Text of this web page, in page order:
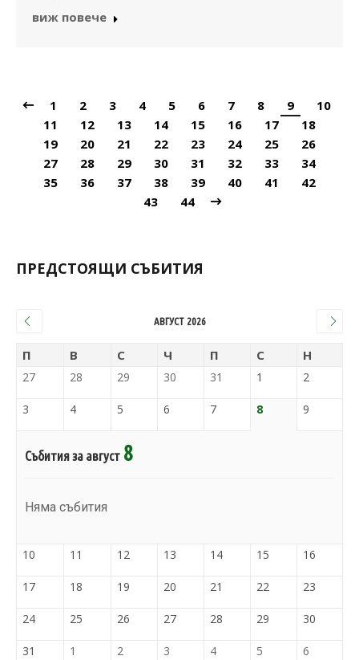
виж повече
1 2 3 4 5 6 7 8 9
10
11
12 13 14 15 16 17
18
19
20 21 22 23 24 25
26
27
28 29 30 31 32 33
34
35
36 37 38 39 40 41
42
43
44
ПРЕДСТОЯЩИ СЪБИТИЯ
АВГУСТ 2026
П В С Ч П С Н
27 28 29 30 31 1 2
3 4 5 6 7 8 9
Събития за август 8
Няма събития
10 11 12 13 14 15 16
17 18 19 20 21 22 23
24 25 26 27 28 29 30
31 1 2 3 4 5 6